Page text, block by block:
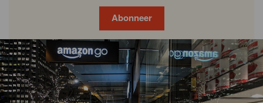
Abonneer
Gondola
academy
Gondola
society